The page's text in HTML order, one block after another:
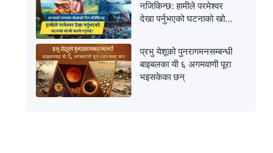
नजिकिन्छ: हामीले परमेश्‍वर
देखा पर्नुभएको घटनाको खोजी
प्रभु येशूको पुनरागमनसम्‍बन्धी
बाइबलका यी ६ अगमवाणी पूरा
भइसकेका छन्